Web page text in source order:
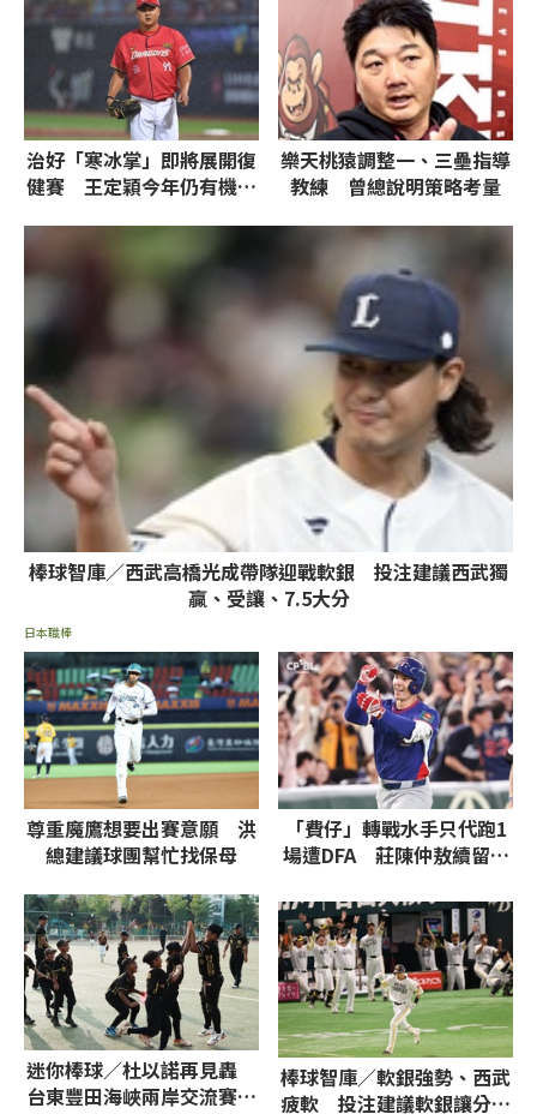
治好「寒冰掌」即將展開復
健賽 王定穎今年仍有機會
樂天桃猿調整一、三壘指導
教練 曾總說明策略考量
棒球智庫／西武高橋光成帶隊迎戰軟銀 投注建議西武獨
贏、受讓、7.5大分
日本職棒
尊重魔鷹想要出賽意願 洪
總建議球團幫忙找保母
「費仔」轉戰水手只代跑1
場遭DFA 莊陳仲敖續留運
迷你棒球／杜以諾再見轟
台東豐田海峽兩岸交流賽封
棒球智庫／軟銀強勢、西武
疲軟 投注建議軟銀讓分、